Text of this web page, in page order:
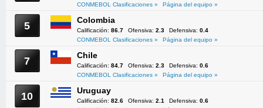
CONMEBOL Clasificaciones »
Página del equipo »
5 Colombia
Calificación: 86.7 Ofensiva: 2.3 Defensiva: 0.4
CONMEBOL Clasificaciones »
Página del equipo »
7 Chile
Calificación: 84.7 Ofensiva: 2.3 Defensiva: 0.6
CONMEBOL Clasificaciones »
Página del equipo »
10 Uruguay
Calificación: 82.6 Ofensiva: 2.1 Defensiva: 0.6